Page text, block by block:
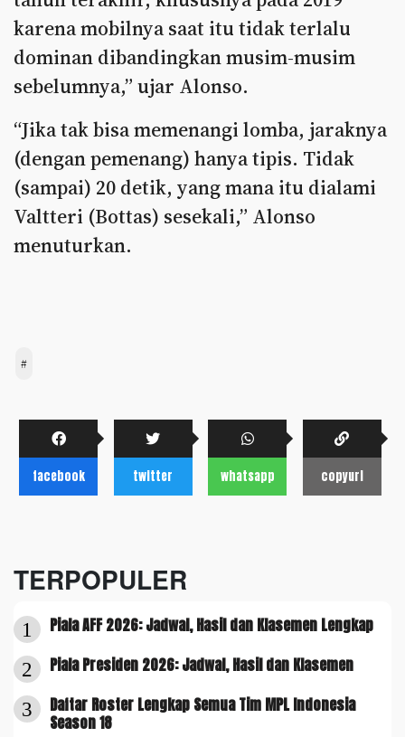
karena mobilnya saat itu tidak terlalu
dominan dibandingkan musim-musim
sebelumnya,” ujar Alonso.
“Jika tak bisa memenangi lomba, jaraknya
(dengan pemenang) hanya tipis. Tidak
(sampai) 20 detik, yang mana itu dialami
Valtteri (Bottas) sesekali,” Alonso
menuturkan.
#
facebook twitter whatsapp copyurl
TERPOPULER
1 Piala AFF 2026: Jadwal, Hasil dan Klasemen Lengkap
2 Piala Presiden 2026: Jadwal, Hasil dan Klasemen
3
Daftar Roster Lengkap Semua Tim MPL Indonesia
Season 18